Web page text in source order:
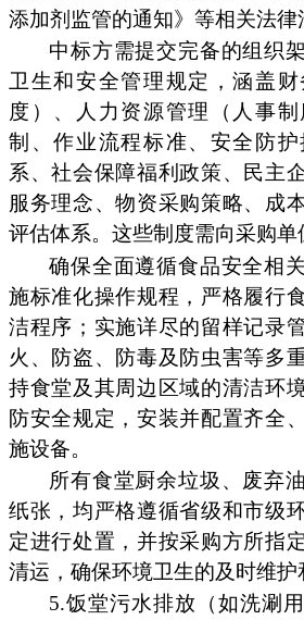
添加剂监管的通知》等相关法律
中标方需提交完备的组织
卫生和安全管理规定，涵盖财
度）、人力资源管理（人事
制、作业流程标准、安全防
系、社会保障福利政策、民主
服务理念、物资采购策略、成
评估体系。这些制度需向采购单
确保全面遵循食品安全相
施标准化操作规程，严格履行
洁程序；实施详尽的留样记录
火、防盗、防毒及防虫害等多
持食堂及其周边区域的清洁环
防安全规定，安装并配置齐全
施设备。
所有食堂厨余垃圾、废弃
纸张，均严格遵循省级和市级
定进行处置，并按采购方所指
清运，确保环境卫生的及时维护
5.饭堂污水排放（如洗涮